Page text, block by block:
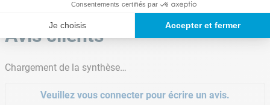
bouclier anti-
multiplier les séances en extérieur, façon bain
pas endommager votre matériel. Ce bouclier active
Forme du spa
6 personnes
Notre satisfaction, la votre
Avis clients
Chargement de la synthèse…
Veuillez vous connecter pour écrire un avis.
Consentements certifiés par
Je choisis Accepter et fermer